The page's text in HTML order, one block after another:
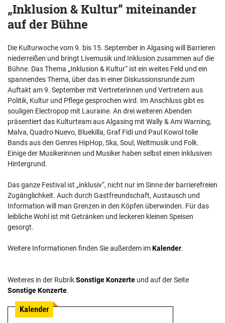
„Inklusion & Kultur“ miteinander
auf der Bühne
Die Kulturwoche vom 9. bis 15. September in Algasing will Barrieren
niederreißen und bringt Livemusik und Inklusion zusammen auf die
Bühne. Das Thema „Inklusion & Kultur“ ist ein weites Feld und ein
spannendes Thema, über das in einer Diskussionsrunde zum
Auftakt am 9. September mit Vertreterinnen und Vertretern aus
Politik, Kultur und Pflege gesprochen wird. Im Anschluss gibt es
souligen Electropop mit Lauraine. An drei weiteren Abenden
präsentiert das Kulturteam aus Algasing mit Wally & Ami Warning,
Malva, Quadro Nuevo, Bluekilla, Graf Fidi und Paul Kowol tolle
Bands aus den Genres HipHop, Ska, Soul, Weltmusik und Folk.
Einige der Musikerinnen und Musiker haben selbst einen inklusiven
Hintergrund.
Das ganze Festival ist „inklusiv“, nicht nur im Sinne der barrierefreien
Zugänglichkeit. Auch durch Gastfreundschaft, Austausch und
Information will man Grenzen in den Köpfen überwinden. Für das
leibliche Wohl ist mit Getränken und leckeren kleinen Speisen
gesorgt.
Weitere Informationen finden Sie außerdem imKalender.
Weiteres in der RubrikSonstige Konzerte und auf der Seite
Sonstige Konzerte.